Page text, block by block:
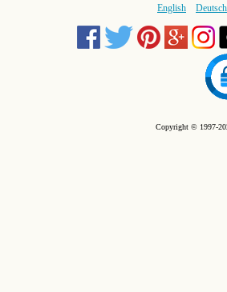
English Deutsch
Copyright © 1997-